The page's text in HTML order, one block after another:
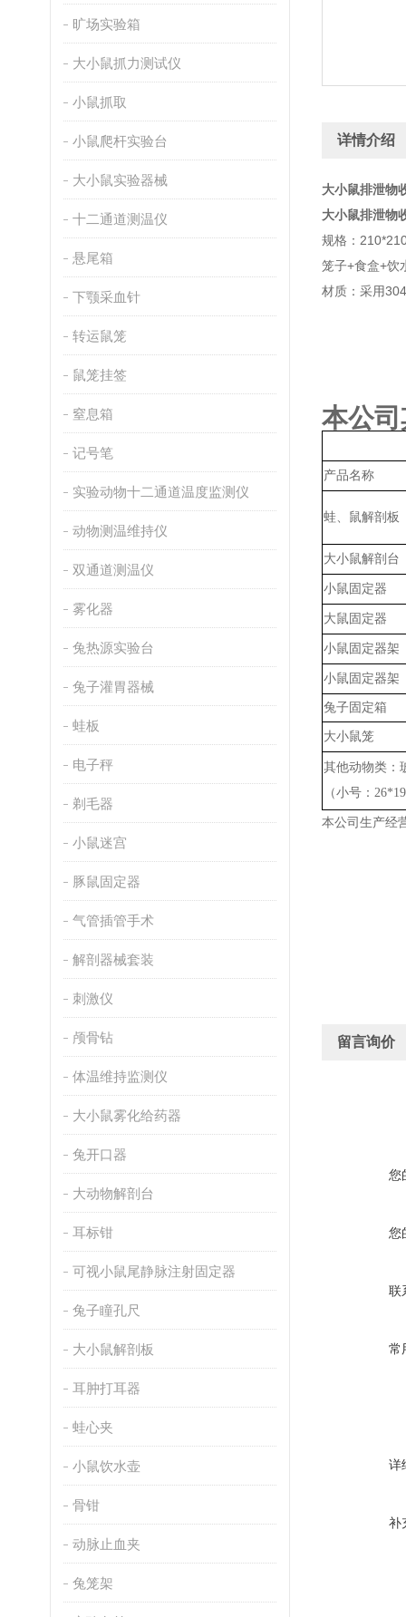
旷场实验箱
大小鼠抓力测试仪
小鼠抓取
小鼠爬杆实验台
大小鼠实验器械
十二通道测温仪
悬尾箱
下颚采血针
转运鼠笼
鼠笼挂签
窒息箱
记号笔
实验动物十二通道温度监测仪
动物测温维持仪
双通道测温仪
雾化器
兔热源实验台
兔子灌胃器械
蛙板
电子秤
剃毛器
小鼠迷宫
豚鼠固定器
气管插管手术
解剖器械套装
刺激仪
颅骨钻
体温维持监测仪
大小鼠雾化给药器
兔开口器
大动物解剖台
耳标钳
可视小鼠尾静脉注射固定器
兔子瞳孔尺
大小鼠解剖板
耳肿打耳器
蛙心夹
小鼠饮水壶
骨钳
动脉止血夹
兔笼架
详情介绍
大小鼠排泄物
大小鼠排泄物
规格：
笼子+食盒+饮
材质：采用
本公
产品名称
蛙、鼠解剖板
大小鼠解剖台
小鼠固定器
大鼠固定器
小鼠固定器架
小鼠固定器架
兔子固定箱
大小鼠笼
其他动物类：
（小号：
本公司生产经
留言询价
您
您
联
常
详
补